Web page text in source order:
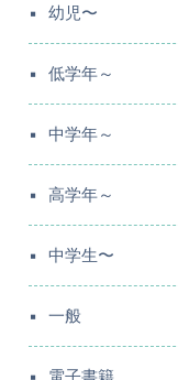
幼児〜
低学年～
中学年～
高学年～
中学生〜
一般